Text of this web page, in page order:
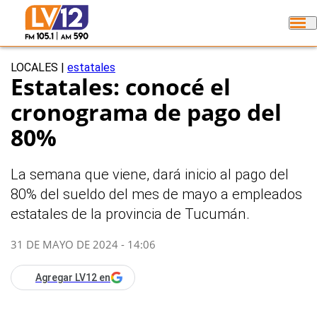
LOCALES estatales
Estatales: conocé el
cronograma de pago del
80%
La semana que viene, dará inicio al pago del
80% del sueldo del mes de mayo a empleados
estatales de la provincia de Tucumán.
31 DE MAYO DE 2024 - 14:06
Agregar LV12 en